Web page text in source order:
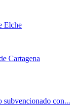
Elche
Cartagena
con...